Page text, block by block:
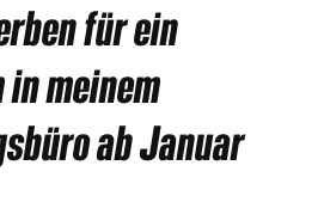
für ein
meinem
ab Januar